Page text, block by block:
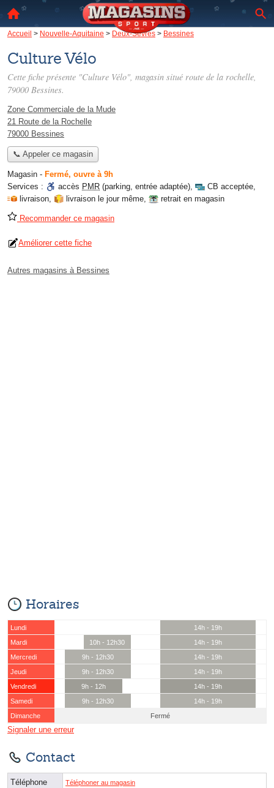
Accueil > Nouvelle-Aquitaine > Deux-Sèvres > Bessines
Culture Vélo
Cette fiche présente "Culture Vélo", magasin situé route de la rochelle,
79000 Bessines.
Zone Commerciale de la Mude
21 Route de la Rochelle
79000 Bessines
📞 Appeler ce magasin
Magasin - Fermé, ouvre à 9h
Services :
accès PMR (parking, entrée adaptée), CB acceptée,
livraison, livraison le jour même, retrait en magasin
Recommander ce magasin
Améliorer cette fiche
Autres magasins à Bessines
Horaires
Lundi
14h - 19h
Mardi
10h - 12h30
14h - 19h
Mercredi
9h - 12h30
14h - 19h
Jeudi
9h - 12h30
14h - 19h
Vendredi
9h - 12h
14h - 19h
Samedi
9h - 12h30
14h - 19h
Dimanche
Fermé
Signaler une erreur
Contact
Téléphone Téléphoner au magasin